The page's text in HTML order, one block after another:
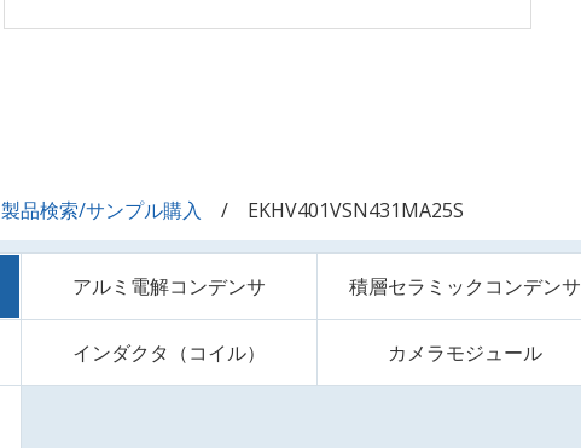
製品検索/サンプル購入 EKHV401VSN431MA25S
アルミ電解コンデンサ 積層セラミックコンデンサ
インダクタ（コイル） カメラモジュール